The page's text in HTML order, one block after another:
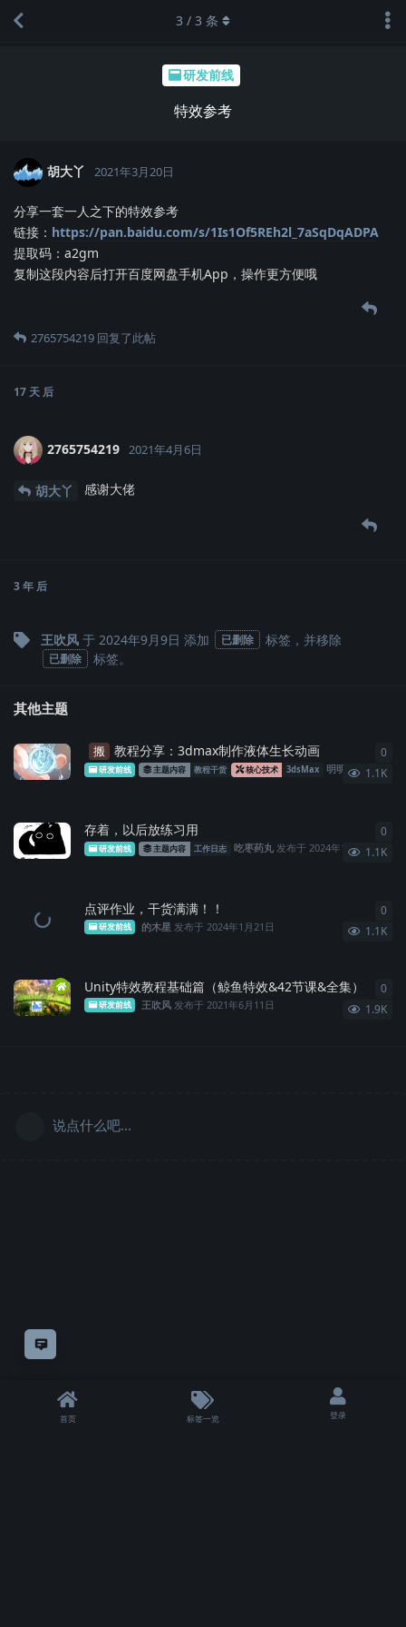
意见反馈
研发前线
特效参考
3 / 3 条
胡大丫 2021年3月20日
分享一套一人之下的特效参考
链接： https://pan.baidu.com/s/1Is1Of5REh2l_7aSqDqADPA
提取码：a2gm
复制这段内容后打开百度网盘手机App，操作更方便哦
2765754219 回复了此帖
17 天 后
2765754219 2021年4月6日
胡大丫 感谢大佬
3 年 后
王吹风 于 2024年9月9日 添加 已删除 标签 ，并移除
已删除 标签。
其他主题
搬 教程分享：3dmax制作液体生长动画
研发前线 主题内容 教程干货 核心技术 3dsMax 明明 发布于 2025
1.1K
0
存着，以后放练习用
研发前线 主题内容 工作日志 吃枣药丸 发布于 2024年11月1日1.1K
0
点评作业，干货满满！！
研发前线 的木星 发布于 2024年1月21日 1.1K
0
Unity特效教程基础篇（鲸鱼特效&42节课&全集）
研发前线 王吹风 发布于 2021年6月11日 1.9K
0
说点什么吧...
首页 标签一览 登录